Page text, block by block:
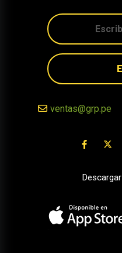
ventas@grp.pe